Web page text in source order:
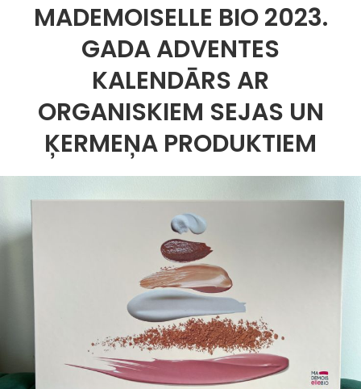
MADEMOISELLE BIO 2023.
GADA ADVENTES
KALENDĀRS AR
ORGANISKIEM SEJAS UN
ĶERMEŅA PRODUKTIEM